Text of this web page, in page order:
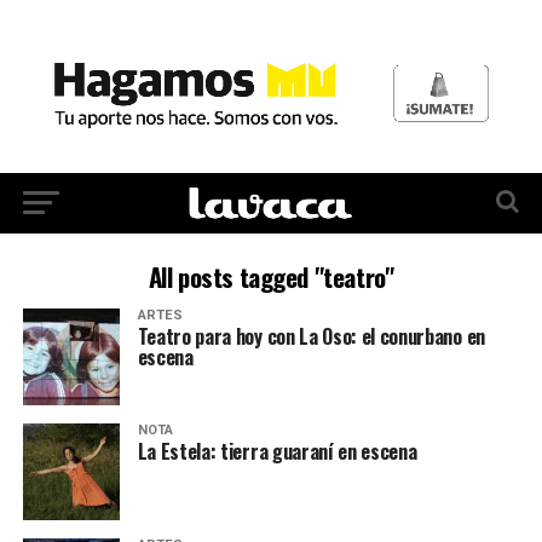
All posts tagged "teatro"
ARTES
Teatro para hoy con La Oso: el conurbano en
escena
NOTA
La Estela: tierra guaraní en escena